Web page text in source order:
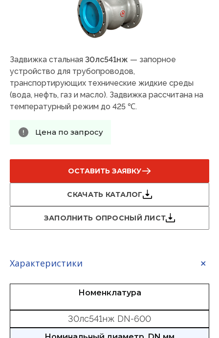
Задвижка стальная 30лс541нж — запорное
устройство для трубопроводов,
транспортирующих технические жидкие среды
(вода, нефть, газ и масло). Задвижка рассчитана на
температурный режим до 425 ℃.
Цена по запросу
ОСТАВИТЬ ЗАЯВКУ
СКАЧАТЬ КАТАЛОГ
ЗАПОЛНИТЬ ОПРОСНЫЙ ЛИСТ
Характеристики
Номенклатура
30лс541нж DN-600